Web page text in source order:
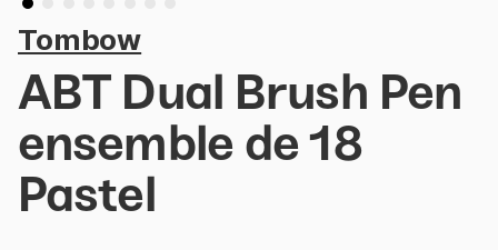
Tombow
ABT Dual Brush Pen
ensemble de 18
Pastel